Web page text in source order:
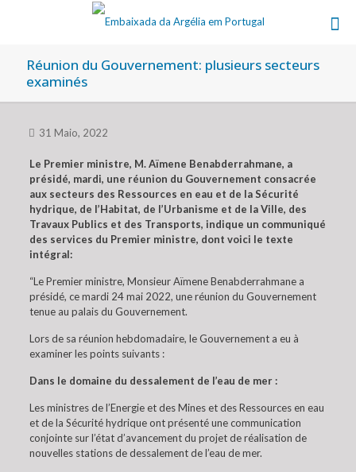
Réunion du Gouvernement: plusieurs secteurs
examinés
31 Maio, 2022
Le Premier ministre, M. Aïmene Benabderrahmane, a
présidé, mardi, une réunion du Gouvernement consacrée
aux secteurs des Ressources en eau et de la Sécurité
hydrique, de l’Habitat, de l’Urbanisme et de la Ville, des
Travaux Publics et des Transports, indique un communiqué
des services du Premier ministre, dont voici le texte
intégral:
“Le Premier ministre, Monsieur Aïmene Benabderrahmane a
présidé, ce mardi 24 mai 2022, une réunion du Gouvernement
tenue au palais du Gouvernement.
Lors de sa réunion hebdomadaire, le Gouvernement a eu à
examiner les points suivants :
Dans le domaine du dessalement de l’eau de mer :
Les ministres de l’Energie et des Mines et des Ressources en eau
et de la Sécurité hydrique ont présenté une communication
conjointe sur l’état d’avancement du projet de réalisation de
nouvelles stations de dessalement de l’eau de mer.